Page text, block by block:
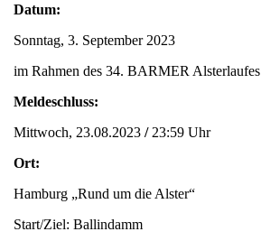
Datum:
Sonntag, 3. September 2023
im Rahmen des 34. BARMER Alsterlaufes
Meldeschluss:
Mittwoch, 23.08.2023/ 23:59 Uhr
Ort:
Hamburg „Rund um die Alster“
Start/Ziel: Ballindamm